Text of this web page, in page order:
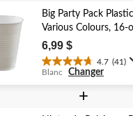
3
évaluations
Big Party Pack
Various Colours, 16-
Christmas/
Eve/Birthday Party
6,99 $
4.7 (41)
4.7
Blanc Changer
+